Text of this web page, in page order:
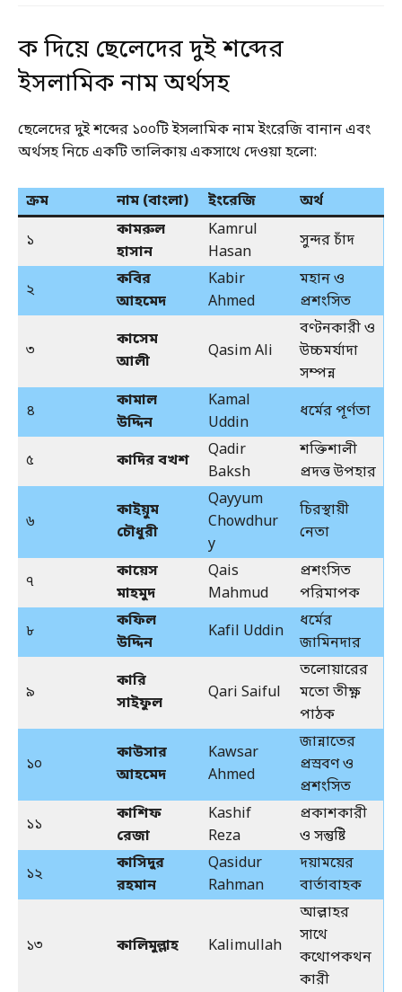
ক দিয়ে ছেলেদের দুই শব্দের
ইসলামিক নাম অর্থসহ
ছেলেদের দুই শব্দের ১০০টি ইসলামিক নাম ইংরেজি বানান এবং
অর্থসহ নিচে একটি তালিকায় একসাথে দেওয়া হলো:
ক্রম নাম (বাংলা) ইংরেজি
অর্থ
১
কামরুল
হাসান
Kamrul
Hasan
সুন্দর চাঁদ
২
কবির
আহমেদ
Kabir
Ahmed
মহান ও
প্রশংসিত
৩
কাসেম
আলী
Qasim Ali
বণ্টনকারী ও
উচ্চমর্যাদা
সম্পন্ন
৪
কামাল
উদ্দিন
Kamal
Uddin
ধর্মের পূর্ণতা
৫ কাদির বখশ
Qadir
Baksh
শক্তিশালী
প্রদত্ত উপহার
৬
কাইয়ুম
চৌধুরী
Qayyum
Chowdhur
y
চিরস্থায়ী
নেতা
৭
কায়েস
মাহমুদ
Qais
Mahmud
প্রশংসিত
পরিমাপক
৮
কফিল
উদ্দিন
Kafil Uddin
ধর্মের
জামিনদার
৯
কারি
সাইফুল
Qari Saiful
তলোয়ারের
মতো তীক্ষ্ণ
পাঠক
১০
কাউসার
আহমেদ
Kawsar
Ahmed
জান্নাতের
প্রস্রবণ ও
প্রশংসিত
১১
কাশিফ
রেজা
Kashif
Reza
প্রকাশকারী
ও সন্তুষ্টি
১২
কাসিদুর
রহমান
Qasidur
Rahman
দয়াময়ের
বার্তাবাহক
১৩ কালিমুল্লাহ Kalimullah
আল্লাহর
সাথে
কথোপকথন
কারী